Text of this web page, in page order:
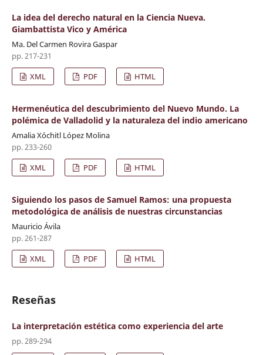
La idea del derecho natural en la Ciencia Nueva.
Giambattista Vico y América
Ma. Del Carmen Rovira Gaspar
pp. 217-231
XML
PDF HTML
Hermenéutica del descubrimiento del Nuevo Mundo. La
polémica de Valladolid y la naturaleza del indio americano
Amalia Xóchitl López Molina
pp. 233-260
XML
PDF HTML
Siguiendo los pasos de Samuel Ramos: una propuesta
metodológica de análisis de nuestras circunstancias
Mauricio Ávila
pp. 261-287
XML
PDF HTML
Reseñas
La interpretación estética como experiencia del arte
pp. 289-294